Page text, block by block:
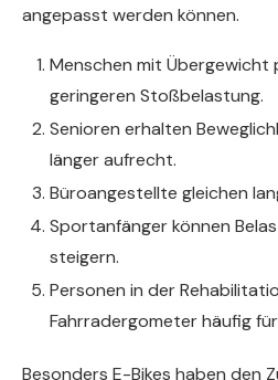
angepasst werden können.
Menschen mit
geringeren Stoßbelastung.
Senioren erhalten
länger aufrecht.
Büroangestellte gleichen
Sportanfänger können
steigern.
Personen in der
Fahrradergometer häufig
Besonders E-Bikes haben den